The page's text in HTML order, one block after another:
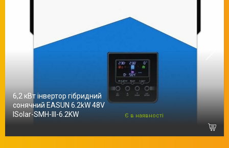
6,2 кВт інвертор гібридний
сонячний EASUN 6.2kW 48V
ISolar-SMH-III-6.2KW
Є в наявності